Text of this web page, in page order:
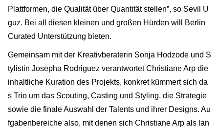
Plattformen, die Qualität über Quantität stellen”, so Sevil U
guz. Bei all diesen kleinen und großen Hürden will Berlin
Curated Unterstützung bieten.
Gemeinsam mit der Kreativberaterin Sonja Hodzode und S
tylistin Josepha Rodriguez verantwortet Christiane Arp die
inhaltliche Kuration des Projekts, konkret kümmert sich da
s Trio um das Scouting, Casting und Styling, die Strategie
sowie die finale Auswahl der Talents und ihrer Designs. Au
fgabenbereiche also, mit denen sich Christiane Arp als lan